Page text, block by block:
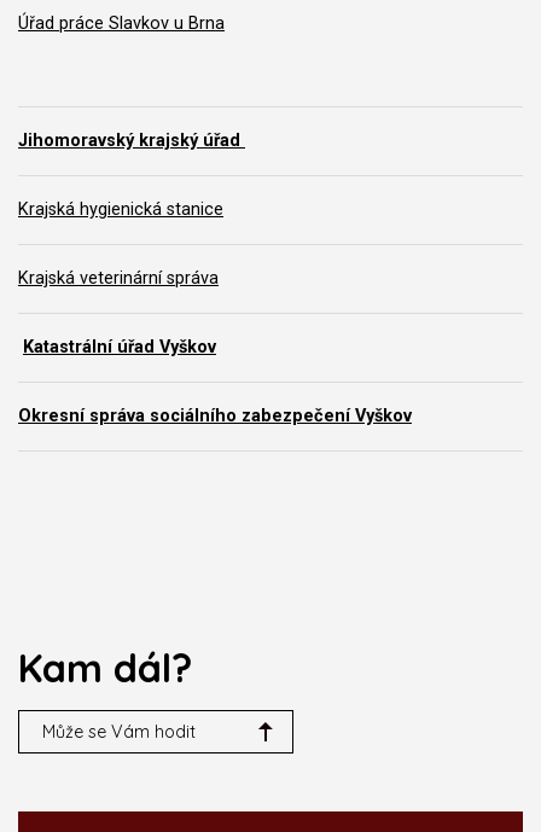
Úřad práce Slavkov u Brna
Jihomoravský krajský úřad
Krajská hygienická stanice
Krajská veterinární správa
Katastrální úřad Vyškov
Okresní správa sociálního zabezpečení Vyškov
Kam dál?
Může se Vám hodit